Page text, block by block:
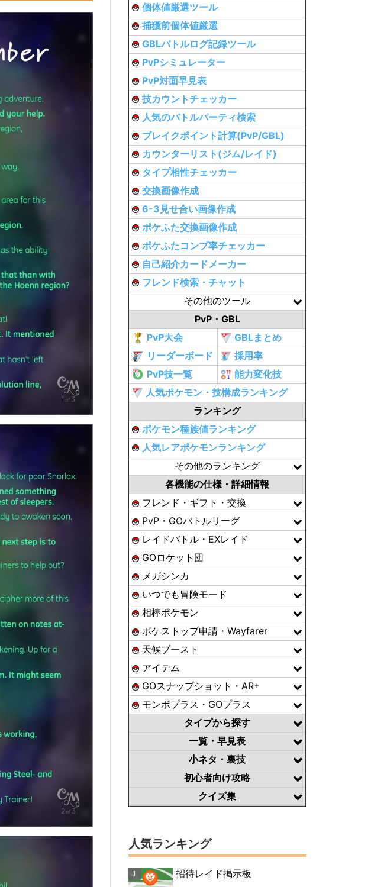
個体値厳選ツール
捕獲前個体値厳選
GBLバトルログ記録ツール
PvPシミュレーター
PvP対面早見表
技カウントチェッカー
人気のバトルパーティ検索
ブレイクポイント計算(PvP/GBL)
カウンターリスト(ジム/レイド)
タイプ相性チェッカー
交換画像作成
6-3見せ合い画像作成
ポケふた交換画像作成
ポケふたコンプ率チェッカー
自己紹介カードメーカー
フレンド検索・チャット
その他のツール
PvP・GBL
PvP大会
GBLまとめ
リーダーボード
採用率
PvP技一覧
能力変化技
人気ポケモン・技構成ランキング
ランキング
ポケモン種族値ランキング
人気レアポケモンランキング
その他のランキング
各機能の仕様・詳細情報
フレンド・ギフト・交換
PvP・GOバトルリーグ
レイドバトル・EXレイド
GOロケット団
メガシンカ
いつでも冒険モード
相棒ポケモン
ポケストップ申請・Wayfarer
天候ブースト
アイテム
GOスナップショット・AR+
モンボプラス・GOプラス
タイプから探す
一覧・早見表
小ネタ・裏技
初心者向け攻略
クイズ集
人気ランキング
招待レイド掲示板